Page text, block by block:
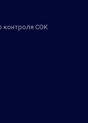
контроля СОК